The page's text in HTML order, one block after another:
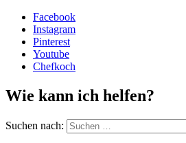
Facebook
Instagram
Pinterest
Youtube
Chefkoch
Wie kann ich helfen?
Suchen nach: